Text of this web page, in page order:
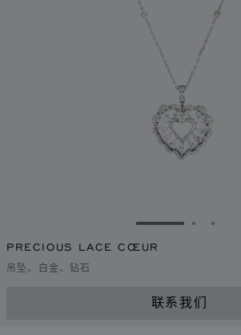
转到幻灯片 1
转到幻
转
PRECIOUS LACE CŒUR
吊坠、白金、钻石
联系我们